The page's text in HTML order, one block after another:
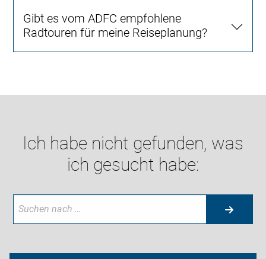
Gibt es vom ADFC empfohlene
Radtouren für meine Reiseplanung?
Ich habe nicht gefunden, was
ich gesucht habe: